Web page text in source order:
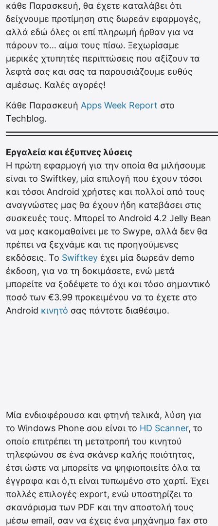
κάθε Παρασκευή, θα έχετε καταλάβει ότι
δείχνουμε προτίμηση στις δωρεάν εφαρμογές,
αλλά εδώ όλες οι επί πληρωμή ήρθαν για να
πάρουν το… αίμα τους πίσω. Ξεχωρίσαμε
μερικές χτυπητές περιπτώσεις που αξίζουν τα
λεφτά σας και σας τα παρουσιάζουμε ευθύς
αμέσως. Καλές αγορές!
Κάθε Παρασκευή Apps Week Report στο
Techblog.
Εργαλεία και έξυπνες λύσεις
Η πρώτη εφαρμογή για την οποία θα μιλήσουμε
είναι το Swiftkey, μία επιλογή που έχουν τόσοι
και τόσοι Android χρήστες και πολλοί από τους
αναγνώστες μας θα έχουν ήδη κατεβάσει στις
συσκευές τους. Μπορεί το Android 4.2 Jelly Bean
να μας κακομαθαίνει με το Swype, αλλά δεν θα
πρέπει να ξεχνάμε και τις προηγούμενες
εκδόσεις. Το Swiftkey έχει μία δωρεάν demo
έκδοση, για να τη δοκιμάσετε, ενώ μετά
μπορείτε να ξοδέψετε το όχι και τόσο σημαντικό
ποσό των €3.99 προκειμένου να το έχετε στο
Android κινητό σας πάντοτε διαθέσιμο.
Μία ενδιαφέρουσα και φτηνή τελικά, λύση για
το Windows Phone σου είναι το HD Scanner, το
οποίο επιτρέπει τη μετατροπή του κινητού
τηλεφώνου σε ένα σκάνερ καλής ποιότητας,
έτσι ώστε να μπορείτε να ψηφιοποιείτε όλα τα
έγγραφα και ό,τι είναι τυπωμένο στο χαρτί. Έχει
πολλές επιλογές export, ενώ υποστηρίζει το
σκανάρισμα των PDF και την αποστολή τους
μέσω email, σαν να έχεις ένα μηχάνημα fax στο